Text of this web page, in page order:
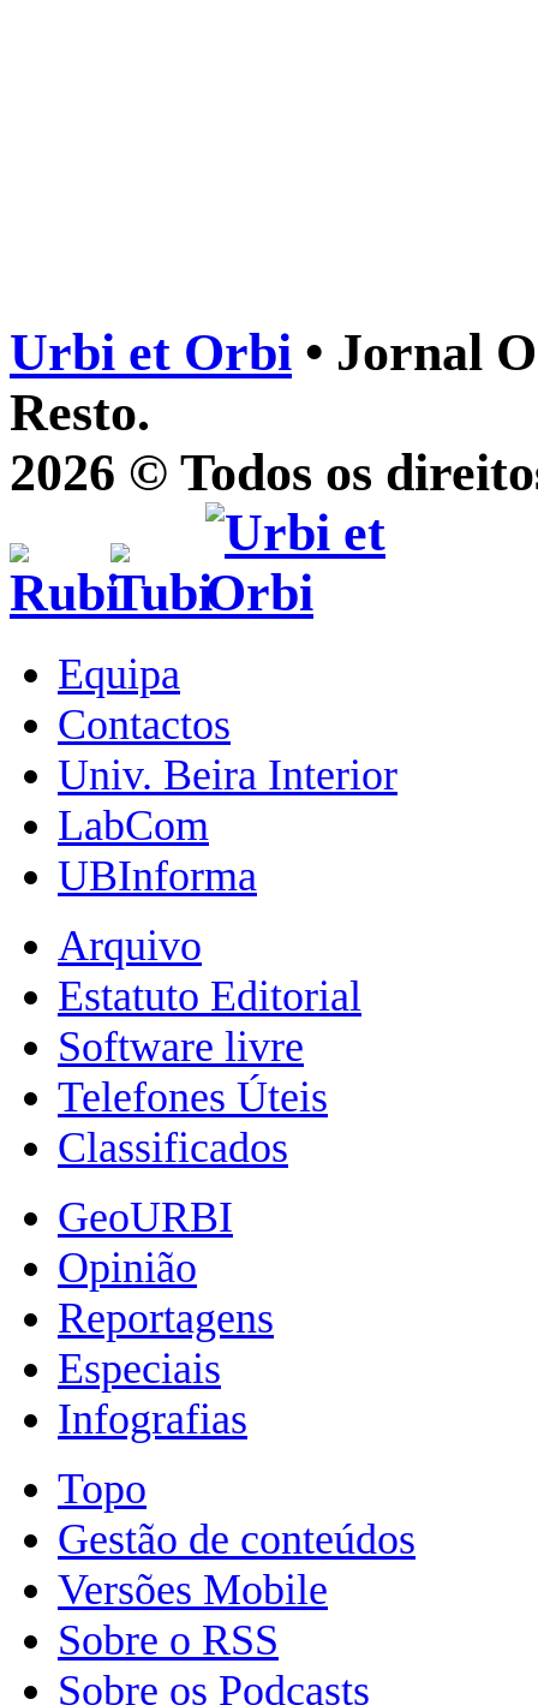
Urbi et Orbi • Jornal
Resto.
2026 © Todos os
Equipa
Contactos
Univ. Beira Interior
LabCom
UBInforma
Arquivo
Estatuto Editorial
Software livre
Telefones Úteis
Classificados
GeoURBI
Opinião
Reportagens
Especiais
Infografias
Topo
Gestão de conteúdos
Versões Mobile
Sobre o RSS
Sobre os Podcasts